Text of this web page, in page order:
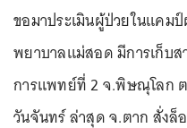
ขอมาประเมินผู้ป่วยในแคม
พยาบาลแม่สอด มีการเก็บ
การแพทย์ที่ 2 จ.พิษณุโลก
วันจันทร์ ล่าสุด จ.ตาก สั่ง